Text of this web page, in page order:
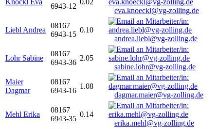
Knöckl Eva
6943-12
0.02
eva.knoeckl@vg-zolling.de
Liebl Andrea
08167
6943-15
0.10
andrea.liebl@vg-zolling.de
Lohr Sabine
08167
6943-36
2.05
sabine.lohr@vg-zolling.de
Maier
Dagmar
08167
6943-16
1.08
dagmar.maier@vg-zolling.de
Mehl Erika
08167
6943-35
0.14
erika.mehl@vg-zolling.de